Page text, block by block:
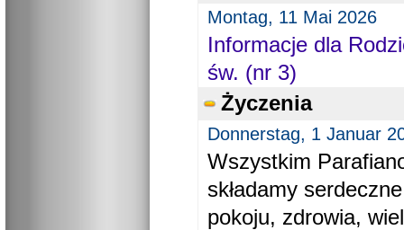
Montag, 11 Mai 2026
Informacje dla
św. (nr 3)
Życzenia
Donnerstag, 1 Januar
Wszystkim
składamy
pokoju, zdrowia,